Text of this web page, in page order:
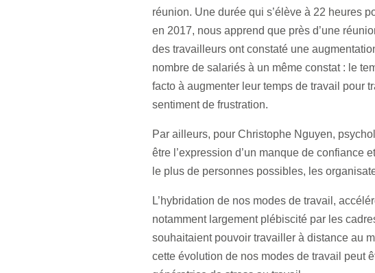
réunion. Une durée qui s’élève à 22 heures
en 2017, nous apprend que près d’une
des travailleurs ont constaté une
nombre de salariés à un même constat : le
facto à augmenter leur temps de travail pour
sentiment de frustration.
Par ailleurs, pour Christophe Nguyen,
être l’expression d’un manque de confiance
le plus de personnes possibles, les
L’hybridation de nos modes de travail,
notamment largement plébiscité par les
souhaitaient pouvoir travailler à distance au
cette évolution de nos modes de travail peut